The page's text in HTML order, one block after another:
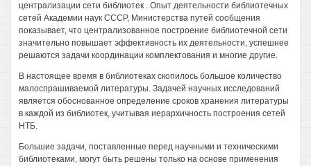
централизации сети библиотек . Опыт деятельности библиотечных
сетей Академии наук СССР, Министерства путей сообщения
показывает, что централизованное построение библиотечной сети
значительно повышает эффективность их деятельности, успешнее
решаются задачи координации комплектования и многие другие.
В настоящее время в библиотеках скопилось большое количество
малоспрашиваемой литературы. Задачей научных исследований
является обоснованное определение сроков хранения литературы
в каждой из библиотек, учитывая иерархичность построения сетей
НТБ.
Большие задачи, поставленные перед научными и техническими
библиотеками, могут быть решены только на основе применения